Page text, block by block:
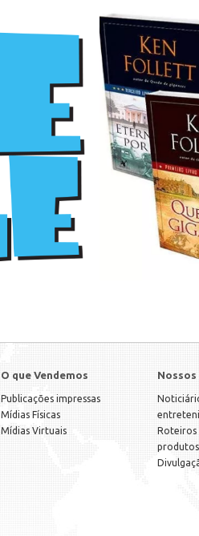
O que Vendemos
Publicações impressas
Mídias Físicas
Mídias Virtuais
Nossos
Roteiros